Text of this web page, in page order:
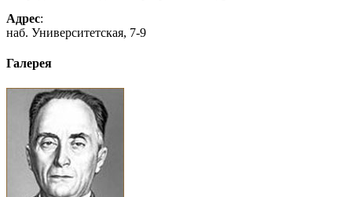
Адрес:
наб. Университетская, 7-9
Галерея